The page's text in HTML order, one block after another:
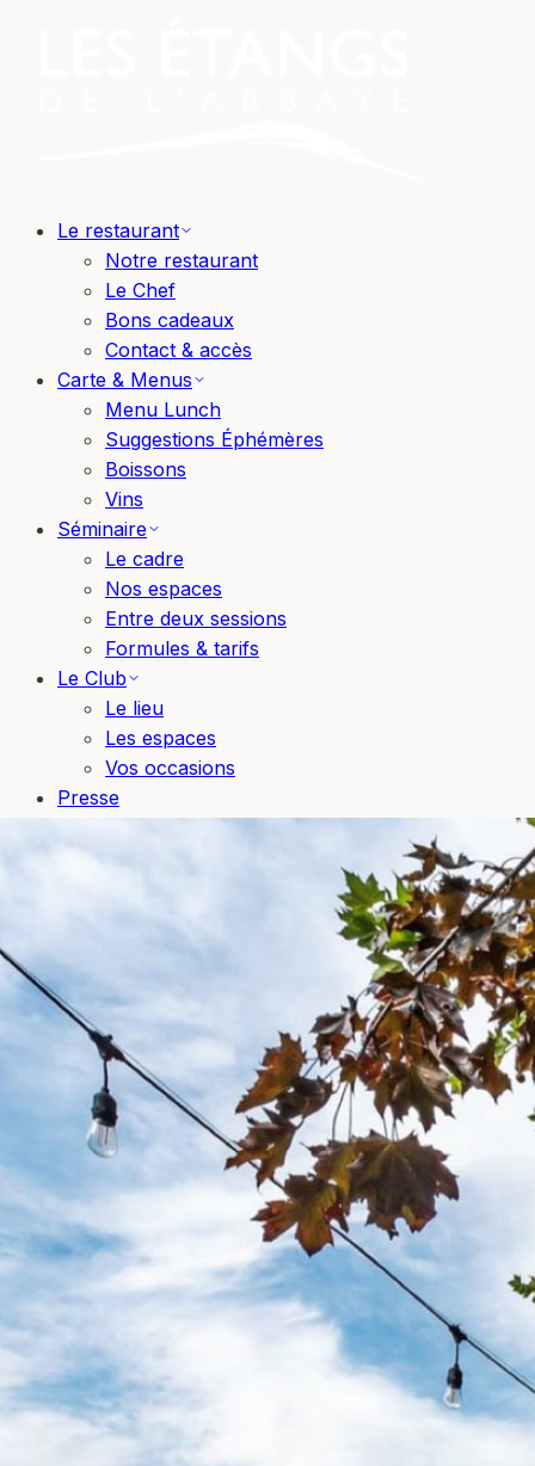
Le restaurant
Notre restaurant
Le Chef
Bons cadeaux
Contact & accès
Carte & Menus
Menu Lunch
Suggestions Éphémères
Boissons
Vins
Séminaire
Le cadre
Nos espaces
Entre deux sessions
Formules & tarifs
Le Club
Le lieu
Les espaces
Vos occasions
Presse